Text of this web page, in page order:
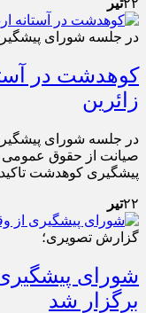
۲۲تیر
در جلسه شورای
کوهدشت در
زائرین
در جلسه شورای
صیانت از حقوق عمومی
پیشگیری کوهدشت
۲۲تیر
گزارش تصویری؛
شورای
برگزار شد